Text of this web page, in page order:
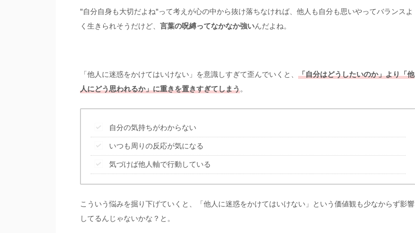
"自分自身も大切だよね"って考えが心の中から抜け落ちなければ、他人も自分も思いやってバランスよ
く生きられそうだけど、 言葉の呪縛ってなかなか強いんだよね。
「他人に迷惑をかけてはいけない」を意識しすぎて歪んでいくと、 「自分はどうしたいのか」より「他
人にどう思われるか」に重きを置きすぎてしまう。
自分の気持ちがわからない
いつも周りの反応が気になる
気づけば他人軸で行動している
こういう悩みを掘り下げていくと、「他人に迷惑をかけてはいけない」という価値観も少なからず影響
してるんじゃないかな？と。